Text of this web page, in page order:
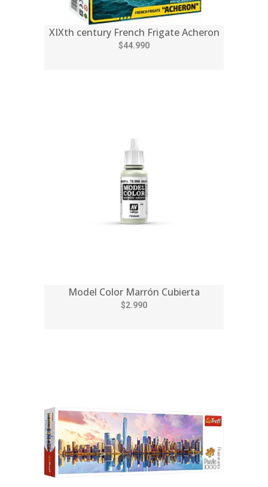
XIXth century French Frigate Acheron
$44.990
Model Color Marrón Cubierta
$2.990